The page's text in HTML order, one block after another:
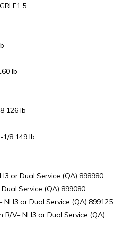
lb
126 lb
1/8 149 lb
or Dual Service (QA) 898980
Service (QA) 899080
NH3 or Dual Service (QA) 899125
R/V– NH3 or Dual Service (QA)